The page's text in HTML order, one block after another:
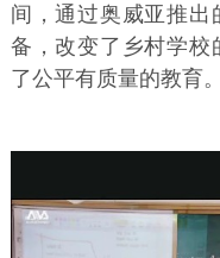
间，通过奥威亚推出
备，改变了乡村学校
了公平有质量的教育。